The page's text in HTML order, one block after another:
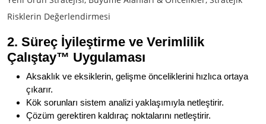
Risklerin Değerlendirmesi
2. Süreç İyileştirme ve Verimlilik
Çalıştay™ Uygulaması
Aksaklık ve eksiklerin, gelişme önceliklerini hızlıca ortaya
çıkarır.
Kök sorunları sistem analizi yaklaşımıyla netleştirir.
Çözüm gerektiren kaldıraç noktalarını netleştirir.